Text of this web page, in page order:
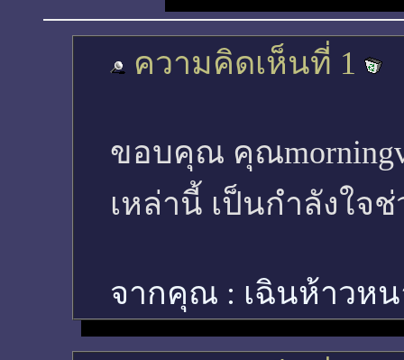
ความคิดเห็นที่ 1
ขอบคุณ คุณ
เหล่านี้ เป็นกำลังใจ
จากคุณ : เฉินห้าวห